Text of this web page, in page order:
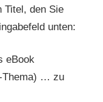
Titel, den Sie
unten:
eBook
Thema) … zu